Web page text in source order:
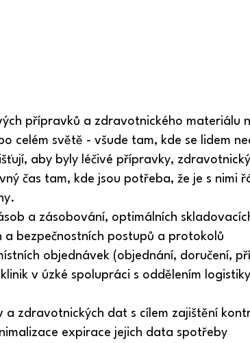
přípravků a zdravotnického materiálu
celém světě - všude tam, kde se lidem
aby byly léčivé přípravky,
čas tam, kde jsou potřeba, že je s nimi
a zásobování, optimálních
a bezpečnostních postupů a protokolů
objednávek (objednání, doručení,
v úzké spolupráci s oddělením
a zdravotnických dat s cílem zajištění
expirace jejich data spotřeby